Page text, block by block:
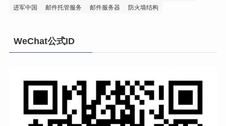
进军中国
邮件托管服务 邮件服务器 防火墙结构
WeChat公式ID